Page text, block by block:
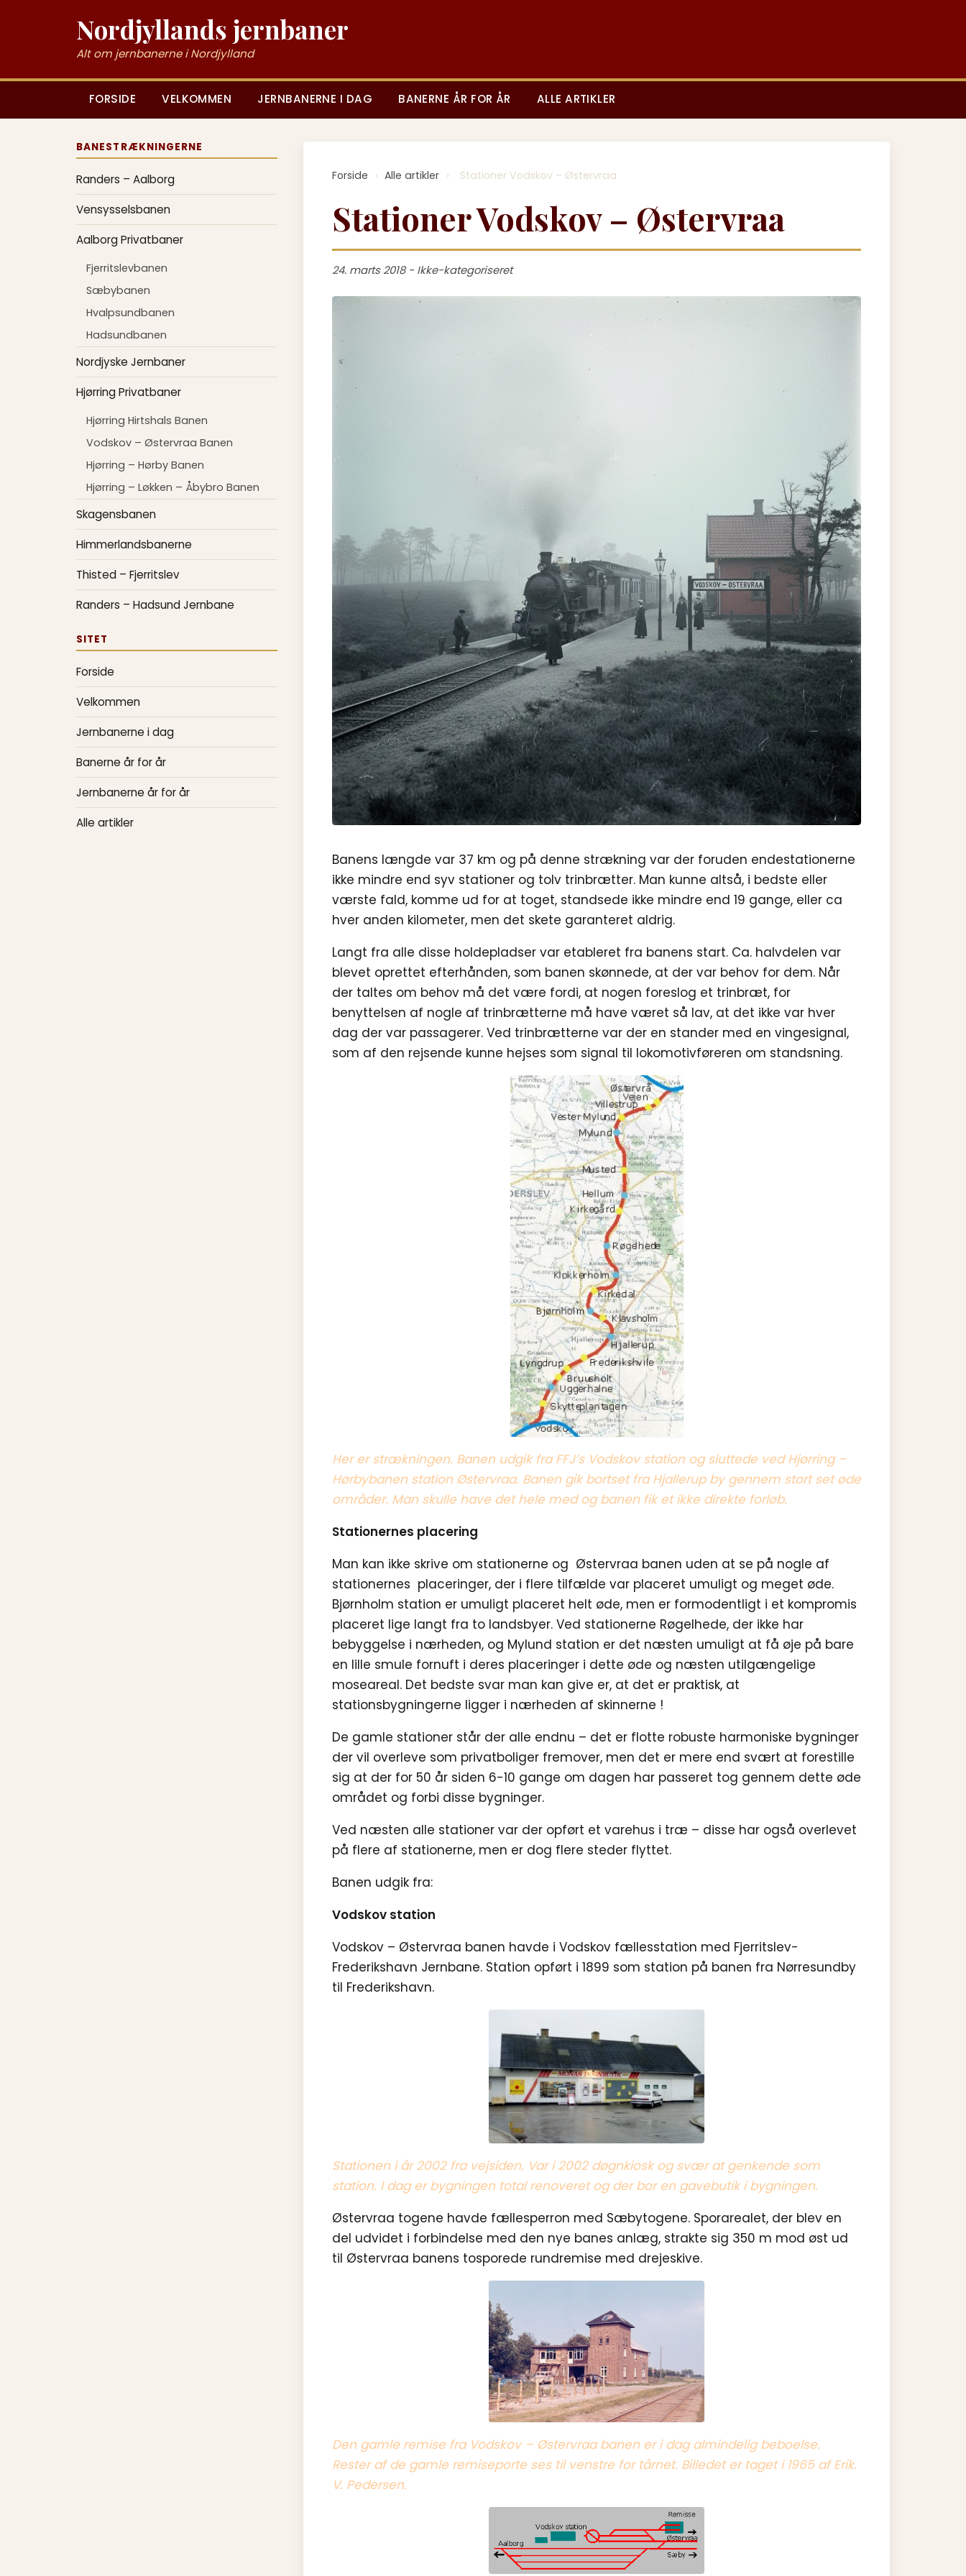
Nordjyllands jernbaner
Alt om jernbanerne i Nordjylland
FORSIDE VELKOMMEN JERNBANERNE I DAG BANERNE ÅR FOR ÅR ALLE ARTIKLER
BANESTRÆKNINGERNE
Randers – Aalborg
Vensysselsbanen
Aalborg Privatbaner
Fjerritslevbanen
Sæbybanen
Hvalpsundbanen
Hadsundbanen
Nordjyske Jernbaner
Hjørring Privatbaner
Hjørring Hirtshals Banen
Vodskov – Østervraa Banen
Hjørring – Hørby Banen
Hjørring – Løkken – Åbybro Banen
Skagensbanen
Himmerlandsbanerne
Thisted – Fjerritslev
Randers – Hadsund Jernbane
SITET
Forside
Velkommen
Jernbanerne i dag
Banerne år for år
Jernbanerne år for år
Alle artikler
Forside › Alle artikler › Stationer Vodskov – Østervraa
Stationer Vodskov – Østervraa
24. marts 2018 - Ikke-kategoriseret
Banens længde var 37 km og på denne strækning var der foruden endestationerne
ikke mindre end syv stationer og tolv trinbrætter. Man kunne altså, i bedste eller
værste fald, komme ud for at toget, standsede ikke mindre end 19 gange, eller ca
hver anden kilometer, men det skete garanteret aldrig.
Langt fra alle disse holdepladser var etableret fra banens start. Ca. halvdelen var
blevet oprettet efterhånden, som banen skønnede, at der var behov for dem. Når
der taltes om behov må det være fordi, at nogen foreslog et trinbræt, for
benyttelsen af nogle af trinbrætterne må have været så lav, at det ikke var hver
dag der var passagerer. Ved trinbrætterne var der en stander med en vingesignal,
som af den rejsende kunne hejses som signal til lokomotivføreren om standsning.
Her er strækningen. Banen udgik fra FFJ’s Vodskov station og sluttede ved Hjørring –
Hørbybanen station Østervraa. Banen gik bortset fra Hjallerup by gennem stort set øde
områder. Man skulle have det hele med og banen fik et ikke direkte forløb.
Stationernes placering
Man kan ikke skrive om stationerne og Østervraa banen uden at se på nogle af
stationernes placeringer, der i flere tilfælde var placeret umuligt og meget øde.
Bjørnholm station er umuligt placeret helt øde, men er formodentligt i et kompromis
placeret lige langt fra to landsbyer. Ved stationerne Røgelhede, der ikke har
bebyggelse i nærheden, og Mylund station er det næsten umuligt at få øje på bare
en lille smule fornuft i deres placeringer i dette øde og næsten utilgængelige
moseareal. Det bedste svar man kan give er, at det er praktisk, at
stationsbygningerne ligger i nærheden af skinnerne !
De gamle stationer står der alle endnu – det er flotte robuste harmoniske bygninger
der vil overleve som privatboliger fremover, men det er mere end svært at forestille
sig at der for 50 år siden 6-10 gange om dagen har passeret tog gennem dette øde
området og forbi disse bygninger.
Ved næsten alle stationer var der opført et varehus i træ – disse har også overlevet
på flere af stationerne, men er dog flere steder flyttet.
Banen udgik fra:
Vodskov station
Vodskov – Østervraa banen havde i Vodskov fællesstation med Fjerritslev-
Frederikshavn Jernbane. Station opført i 1899 som station på banen fra Nørresundby
til Frederikshavn.
Stationen i år 2002 fra vejsiden. Var i 2002 døgnkiosk og svær at genkende som
station. I dag er bygningen total renoveret og der bor en gavebutik i bygningen.
Østervraa togene havde fællesperron med Sæbytogene. Sporarealet, der blev en
del udvidet i forbindelse med den nye banes anlæg, strakte sig 350 m mod øst ud
til Østervraa banens tosporede rundremise med drejeskive.
Den gamle remise fra Vodskov – Østervraa banen er i dag almindelig beboelse.
Rester af de gamle remiseporte ses til venstre for tårnet. Billedet er taget i 1965 af Erik.
V. Pedersen.